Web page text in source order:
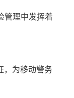
理中发挥着
为移动警务